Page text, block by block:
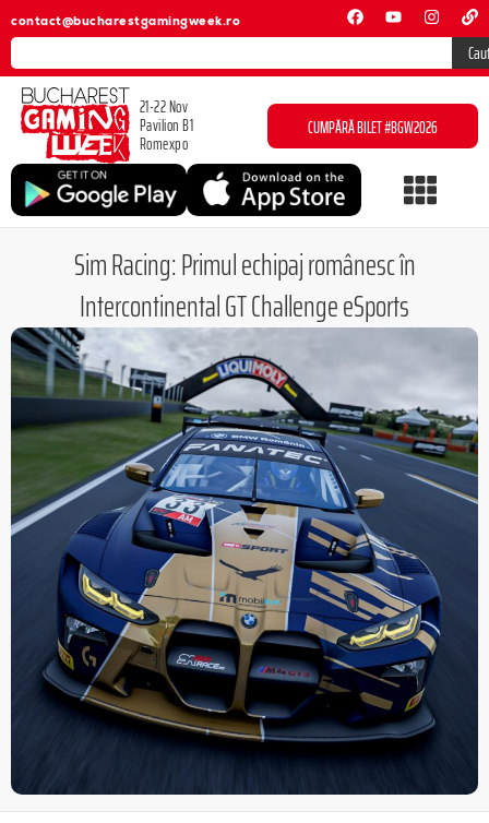
contact@bucharestgamingweek.ro
21-22 Nov
Pavilion B1
Romexpo
CUMPĂRĂ BILET #BGW2026
Sim Racing: Primul echipaj românesc în
Intercontinental GT Challenge eSports